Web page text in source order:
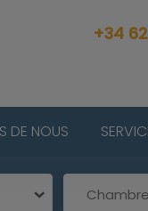
+34
DE NOUS